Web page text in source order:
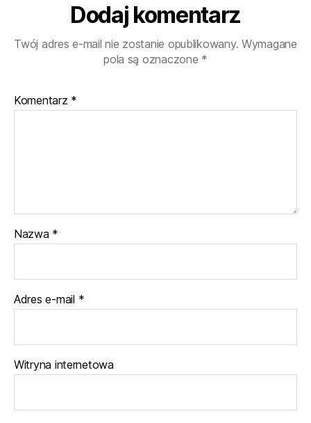
Dodaj komentarz
Twój adres e-mail nie zostanie opublikowany. Wymagane
pola są oznaczone *
Komentarz *
Nazwa *
Adres e-mail *
Witryna internetowa